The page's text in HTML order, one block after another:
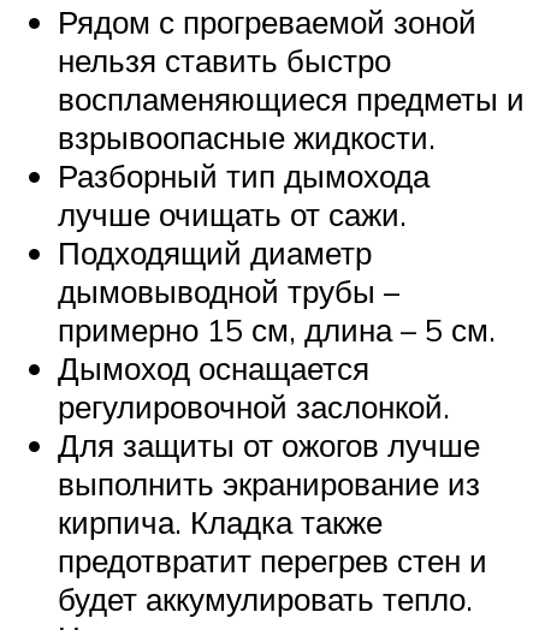
Рядом с прогреваемой зоной
нельзя ставить быстро
воспламеняющиеся предметы и
взрывоопасные жидкости.
Разборный тип дымохода
лучше очищать от сажи.
Подходящий диаметр
дымовыводной трубы –
примерно 15 см, длина – 5 см.
Дымоход оснащается
регулировочной заслонкой.
Для защиты от ожогов лучше
выполнить экранирование из
кирпича. Кладка также
предотвратит перегрев стен и
будет аккумулировать тепло.